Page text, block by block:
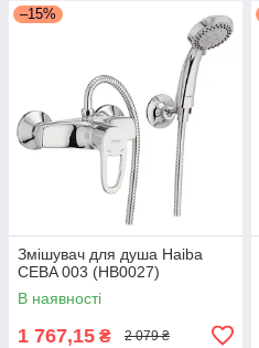
–15%
Змішувач для душа Haiba
CEBA 003 (HB0027)
В наявності
1 767,15 ₴ 2 079 ₴